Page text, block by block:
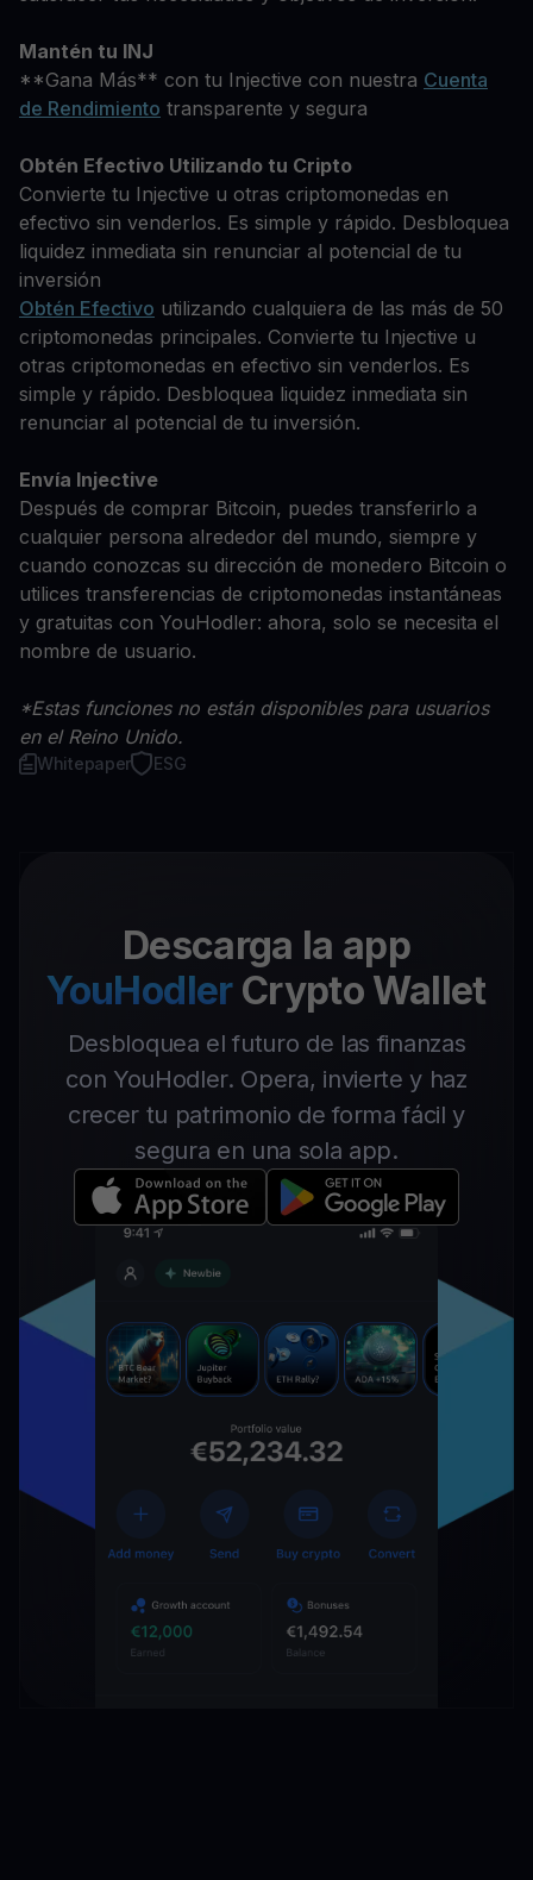
Mantén tu INJ
**Gana Más** con tu Injective con nuestra Cuenta
de Rendimiento transparente y segura
Obtén Efectivo Utilizando tu Cripto
Convierte tu Injective u otras criptomonedas en
efectivo sin venderlos. Es simple y rápido. Desbloquea
liquidez inmediata sin renunciar al potencial de tu
inversión
Obtén Efectivo utilizando cualquiera de las más de 50
criptomonedas principales. Convierte tu Injective u
otras criptomonedas en efectivo sin venderlos. Es
simple y rápido. Desbloquea liquidez inmediata sin
renunciar al potencial de tu inversión.
Envía Injective
Después de comprar Bitcoin, puedes transferirlo a
cualquier persona alrededor del mundo, siempre y
cuando conozcas su dirección de monedero Bitcoin o
utilices transferencias de criptomonedas instantáneas
y gratuitas con YouHodler: ahora, solo se necesita el
nombre de usuario.
*Estas funciones no están disponibles para usuarios
en el Reino Unido.
Whitepaper ESG
Descarga la app
YouHodler Crypto Wallet
Desbloquea el futuro de las finanzas
con YouHodler. Opera, invierte y haz
crecer tu patrimonio de forma fácil y
segura en una sola app.